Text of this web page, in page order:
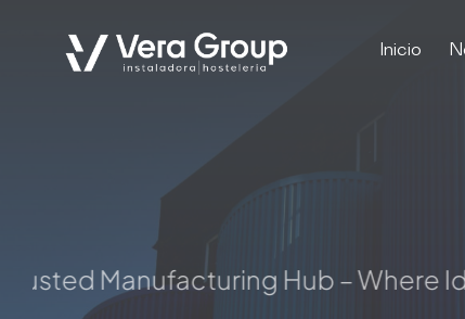
Inicio
Manufacturing Hub – Where